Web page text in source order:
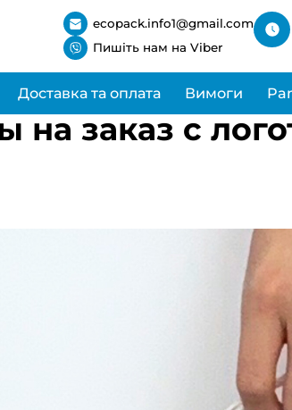
найближчим часом
ecopack.info1@gmail.com
Пишіть нам на Viber
Доставка та оплата Вимоги
заказ с